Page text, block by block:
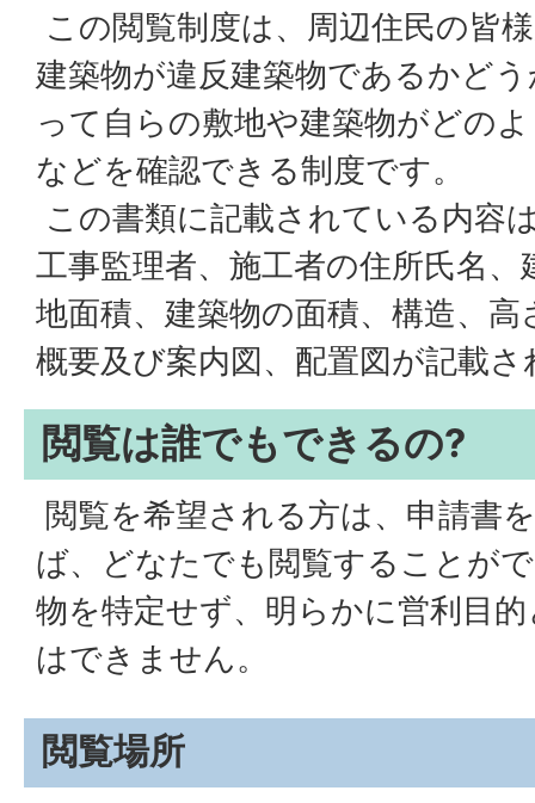
この閲覧制度は、周辺住民の皆
建築物が違反建築物であるかど
って自らの敷地や建築物がどの
などを確認できる制度です。
この書類に記載されている内容
工事監理者、施工者の住所氏名
地面積、建築物の面積、構造、
概要及び案内図、配置図が記載
閲覧は誰でもできるの?
閲覧を希望される方は、申請書
ば、どなたでも閲覧することが
物を特定せず、明らかに営利目
はできません。
閲覧場所